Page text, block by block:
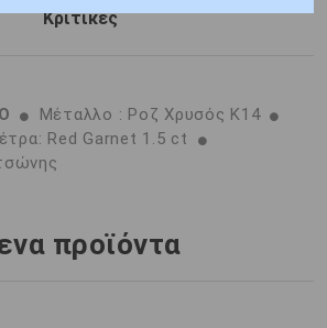
Κριτικές
Μέταλλο : Ροζ Χρυσός K14
Red Garnet 1.5 ct
προϊόντα